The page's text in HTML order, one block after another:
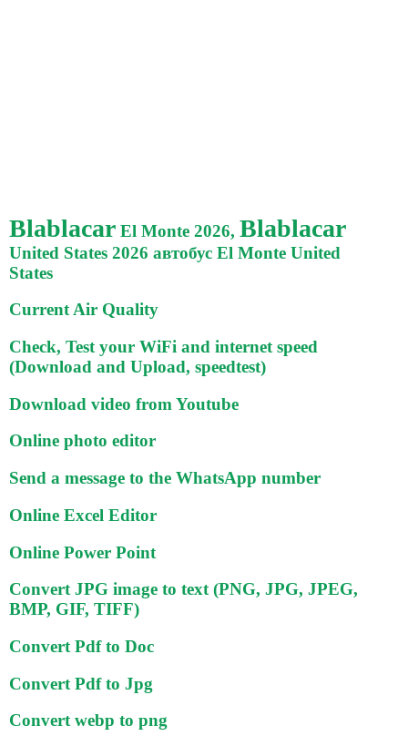
Blablacar El Monte 2026, Blablacar
United States 2026 автобус El Monte United
States
Current Air Quality
Check, Test your WiFi and internet speed
(Download and Upload, speedtest)
Download video from Youtube
Online photo editor
Send a message to the WhatsApp number
Online Excel Editor
Online Power Point
Convert JPG image to text (PNG, JPG, JPEG,
BMP, GIF, TIFF)
Convert Pdf to Doc
Convert Pdf to Jpg
Convert webp to png